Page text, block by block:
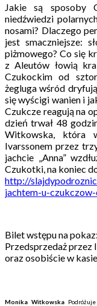
Jakie są sposoby
niedźwiedzi
nosami? Dlaczego
jest smaczniejsze:
piżmowego? Co się
z Aleutów łowią
Czukockim od
żegluga wśród
się wyścigi wanien i
Czukcze reagują na
dzień trwał 48
Witkowska, która
Ivarssonem przez
jachcie „Anna”
Czukotki, na koniec
http://
jachtem-u-
Bilet wstępu na
Przedsprzedaż przez
oraz osobiście w
Monika Witkowska